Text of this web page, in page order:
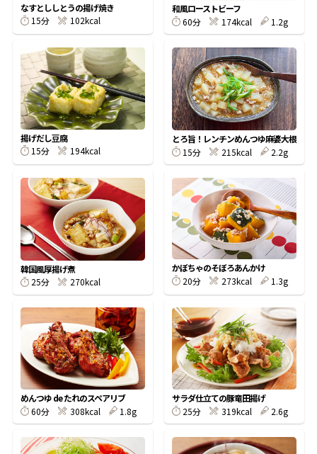
サッと鍋® 楽チン鍋®
楽チン屋® ストレートつゆ
新鮮一番 『氷熟®』
割烹白だしレシピ
レシピ特設サイト
割烹白だしレシピ特集
かつおだしが決め手！簡単茶碗蒸し
なすとししとうの揚げ焼き
15分
102kcal
和風ローストビーフ
60分
174kcal 1.2g
揚げだし豆腐
15分
194kcal
とろ旨！レンチンめんつゆ麻婆大根
15分
215kcal 2.2g
韓国風厚揚げ煮
25分
270kcal
かぼちゃのそぼろあんかけ
20分
273kcal 1.3g
めんつゆ de たれのスペアリブ
60分
308kcal 1.8g
サラダ仕立ての豚竜田揚げ
25分
319kcal 2.6g